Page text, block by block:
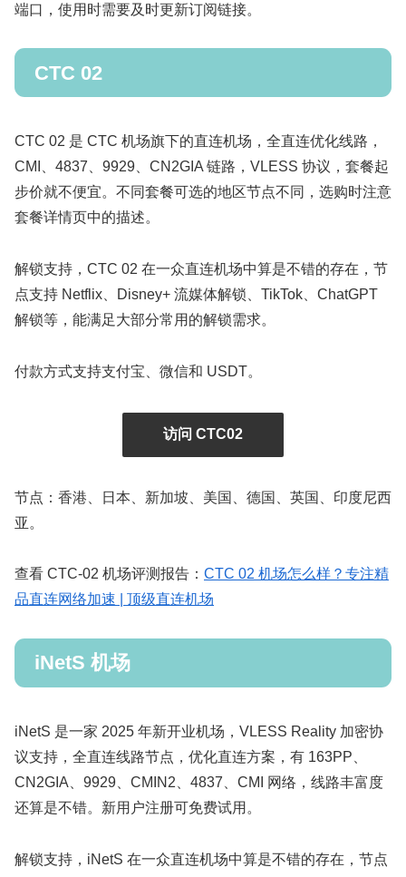
端口，使用时需要及时更新订阅链接。
CTC 02
CTC 02 是 CTC 机场旗下的直连机场，全直连优化线路，
CMI、4837、9929、CN2GIA 链路，VLESS 协议，套餐起
步价就不便宜。不同套餐可选的地区节点不同，选购时注意
套餐详情页中的描述。
解锁支持，CTC 02 在一众直连机场中算是不错的存在，节
点支持 Netflix、Disney+ 流媒体解锁、TikTok、ChatGPT
解锁等，能满足大部分常用的解锁需求。
付款方式支持支付宝、微信和 USDT。
访问 CTC02
节点：香港、日本、新加坡、美国、德国、英国、印度尼西
亚。
查看 CTC-02 机场评测报告： CTC 02 机场怎么样？专注精
品直连网络加速 | 顶级直连机场
iNetS 机场
iNetS 是一家 2025 年新开业机场，VLESS Reality 加密协
议支持，全直连线路节点，优化直连方案，有 163PP、
CN2GIA、9929、CMIN2、4837、CMI 网络，线路丰富度
还算是不错。新用户注册可免费试用。
解锁支持，iNetS 在一众直连机场中算是不错的存在，节点